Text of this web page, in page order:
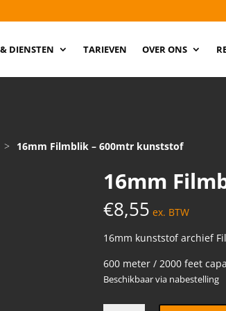
DIENSTEN TARIEVEN OVER ONS
> 16mm Filmblik – 600mtr kunststof
16mm
€8,55 ex. BTW
16mm kunststof archief
600 meter / 2000 feet
Beschikbaar via nabestelling